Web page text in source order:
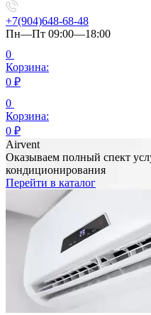
+7(904)648-68-48
Пн—Пт 09:00—18:00
0
Корзина:
0 ₽
0
Корзина:
0 ₽
Airvent
Оказываем полный спект
кондиционирования
Перейти в каталог